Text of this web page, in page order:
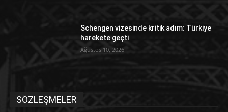
Schengen vizesinde kritik adım: Türkiye
harekete geçti
Ağustos 10, 2026
SÖZLEŞMELER